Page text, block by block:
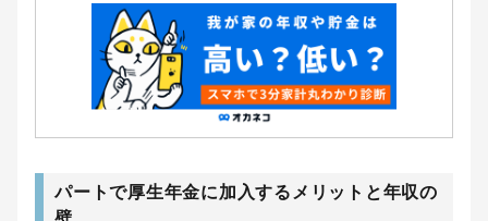
パートで厚生年金に加入するメリットと年収の